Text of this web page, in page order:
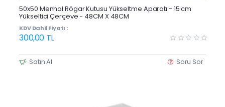
Yeni Ürün
50x50 Menhol Rögar Kutusu Yükseltme Aparatı - 15 cm
Yükseltici Çerçeve - 48CM X 48CM
KDV Dahil Fiyatı :
300,00 TL
Satın Al Soru Sor